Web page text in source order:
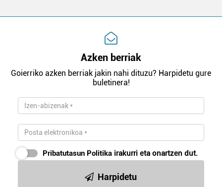
Azken berriak
Goierriko azken berriak jakin nahi dituzu? Harpidetu gure
buletinera!
Pribatutasun Politika irakurri eta onartzen dut.
Harpidetu